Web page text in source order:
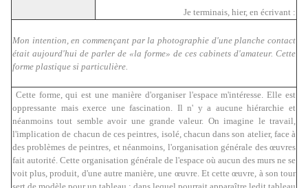
Je terminais, hier, en écrivant :
Mon intention, en commençant par la photographie d'une planche contact
était aujourd'hui de parler de «la forme» de ces cabinets d'amateur. Cette
forme plastique si particulière.
Cette forme, qui est une manière d'organiser l'espace m'intéresse. Elle est
oppressante mais exerce une fascination. Il n' y a aucune hiérarchie et
néanmoins tout semble avoir une grande valeur. On imagine le travail,
l'implication de chacun de ces peintres, isolé, chacun dans son atelier, face à
des problèmes de peintres, et néanmoins, l'organisation générale des œuvres
fait autorité. Cette organisation générale de l'espace où aucun des murs ne se
voit plus, produit, d'une autre manière, une œuvre. Et cette œuvre, à son tour